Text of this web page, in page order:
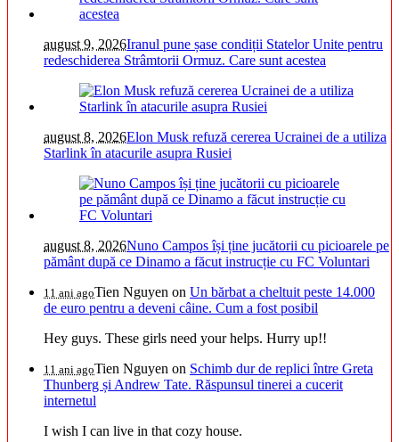
august 9, 2026Iranul pune șase condiții Statelor Unite pentru
redeschiderea Strâmtorii Ormuz. Care sunt acestea
august 8, 2026Elon Musk refuză cererea Ucrainei de a utiliza
Starlink în atacurile asupra Rusiei
august 8, 2026Nuno Campos își ține jucătorii cu picioarele pe
pământ după ce Dinamo a făcut instrucție cu FC Voluntari
11 ani agoTien Nguyen on Un bărbat a cheltuit peste 14.000
de euro pentru a deveni câine. Cum a fost posibil
Hey guys. These girls need your helps. Hurry up!!
11 ani agoTien Nguyen on Schimb dur de replici între Greta
Thunberg și Andrew Tate. Răspunsul tinerei a cucerit
internetul
I wish I can live in that cozy house.